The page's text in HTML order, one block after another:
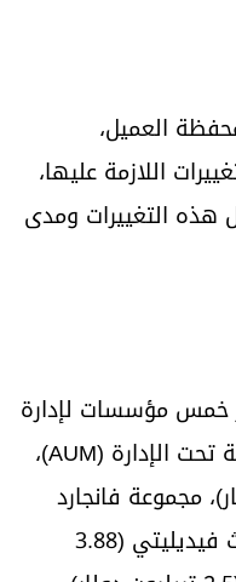
العميل،
اللازمة عليها،
هذه التغييرات ومدى
2024، كانت أكبر خمس مؤسسات لإدارة
الأصول، بناءً على الأصول العالمية تحت الإدارة (AUM)،
دولار)، مجموعة فانجارد
(7.25 تريليون دولار)، إدارة وبحوث فيديليتي (3.88